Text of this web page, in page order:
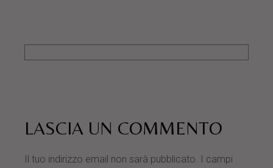
LASCIA UN COMMENTO
Il tuo indirizzo email non sarà pubblicato. I campi